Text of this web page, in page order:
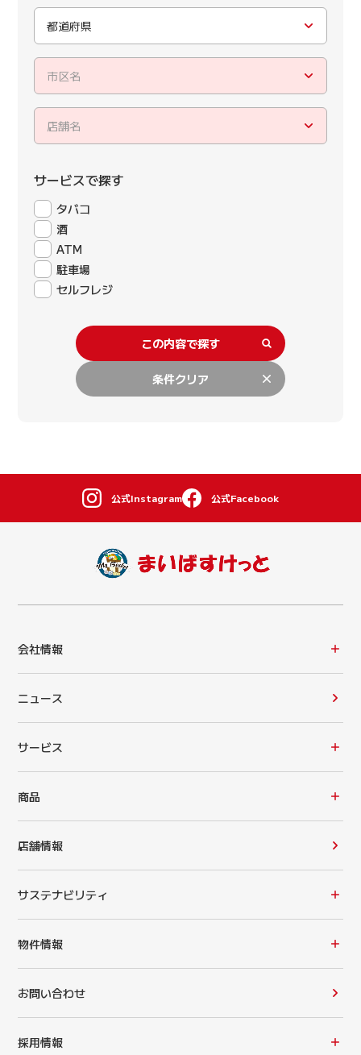
都道府県
市区名
店舗名
サービスで探す
タバコ
酒
ATM
駐車場
セルフレジ
この内容で探す
条件クリア
公式Instagram 公式Facebook
会社情報
ニュース
サービス
商品
店舗情報
サステナビリティ
物件情報
お問い合わせ
採用情報